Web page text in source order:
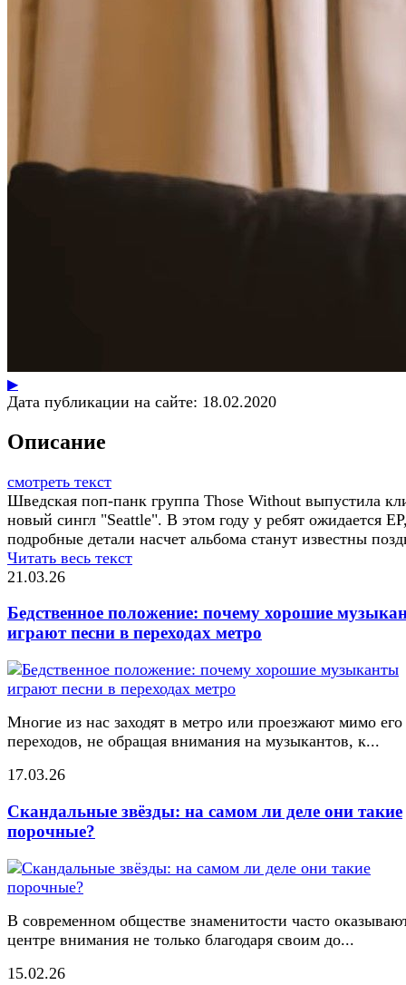
▶
Дата публикации на сайте: 18.02.2020
Описание
смотреть текст
Шведская поп-панк группа Those Without выпустила
новый сингл "Seattle". В этом году у ребят ожидается
подробные детали насчет альбома станут известны
Читать весь текст
21.03.26
Бедственное положение: почему хорошие
играют песни в переходах метро
Многие из нас заходят в метро или проезжают мимо его
переходов, не обращая внимания на музыкантов, к...
17.03.26
Скандальные звёзды: на самом ли деле они такие
порочные?
В современном обществе знаменитости часто
центре внимания не только благодаря своим до...
15.02.26